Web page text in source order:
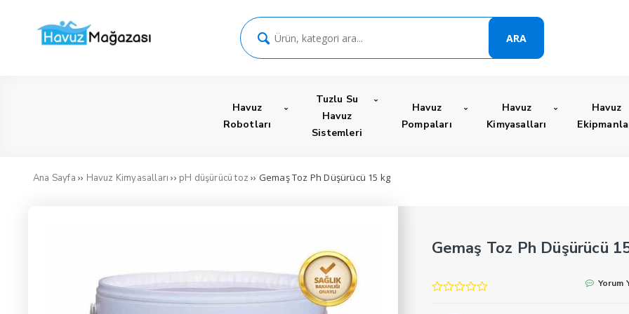
ARA
Havuz
Robotları
Tuzlu Su
Havuz
Sistemleri
Havuz
Pompaları
Havuz
Kimyasalları
Havuz
Ana Sayfa ›› Havuz Kimyasalları ›› pH düşürücü toz ›› Gemaş Toz Ph Düşürücü 15 kg
Gemaş Toz Ph Düşürücü
Yorum